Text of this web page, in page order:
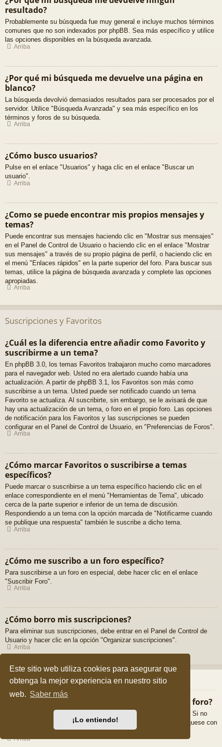
Este sitio web utiliza cookies para asegurar que
obtenga la mejor experiencia en nuestro sitio
web. Saber más
¡Lo entiendo!
resultado?
Probablemente su búsqueda fue muy general e incluye muchos términos
comunes que no son indexados por phpBB. Sea más específico y utilice
las opciones disponibles en la búsqueda avanzada.
Arriba
¿Por qué mi búsqueda me devuelve una página en
blanco?
La búsqueda devolvió demasiados resultados para ser procesados por el
servidor. Utilice "Búsqueda Avanzada" y sea más específico en los
términos y foros de su búsqueda.
Arriba
¿Cómo busco usuarios?
Pulse en el enlace "Usuarios" y haga clic en el enlace "Buscar un
usuario".
Arriba
¿Como se puede encontrar mis propios mensajes y
temas?
Puede encontrar sus mensajes haciendo clic en "Mostrar sus mensajes"
en el Panel de Control de Usuario o haciendo clic en el enlace "Mostrar
sus mensajes" a través de su propio página de perfil, o haciendo clic en
el menú "Enlaces rápidos" en la parte superior del foro. Para buscar sus
temas, utilice la página de búsqueda avanzada y complete las opciones
apropiadas.
Arriba
Suscripciones y Favoritos
¿Cuál es la diferencia entre añadir como Favorito y
suscribirme a un tema?
En phpBB 3.0, los temas Favoritos trabajaron mucho como marcadores
para el navegador web. Usted no era alertado cuando había una
actualización. A partir de phpBB 3.1, los Favoritos son más como
suscribirse a un tema. Usted puede ser notificado cuando un tema
Favorito se actualiza. Al suscribirte, sin embargo, se le avisará de que
hay una actualización de un tema, o foro en el propio foro. Las opciones
de notificación para los Favoritos y las suscripciones se pueden
configurar en el Panel de Control de Usuario, en "Preferencias de Foros".
Arriba
¿Cómo marcar Favoritos o suscribirse a temas
específicos?
Puede marcar o suscribirse a un tema específico haciendo clic en el
enlace correspondiente en el menú "Herramientas de Tema", ubicado
cerca de la parte superior e inferior de un tema de discusión.
Respondiendo a un tema con la opción marcada de "Notificarme cuando
se publique una respuesta" también le suscribe a dicho tema.
Arriba
¿Cómo me suscribo a un foro específico?
Para suscribirse a un foro en especial, debe hacer clic en el enlace
"Suscribir Foro".
Arriba
¿Cómo borro mis suscripciones?
Para eliminar sus suscripciones, debe entrar en el Panel de Control de
Usuario y hacer clic en la opción "Organizar suscripciones".
Arriba
Archivos Adjuntos
¿Qué archivos adjuntos son permitidos en este foro?
Cada foro puede permitir o no ciertos tipos de archivos adjuntos. Si no
está seguro de que tipos de archivos se pueden cargar, comuníquese con
La Administración para obtener más información.
Arriba